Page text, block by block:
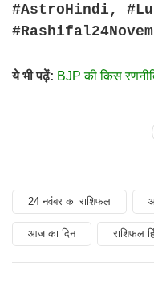
#AstroHindi,
ये भी पढ़ें: BJP की किस
24 नवंबर का राशिफल
आज का दिन राशिफल